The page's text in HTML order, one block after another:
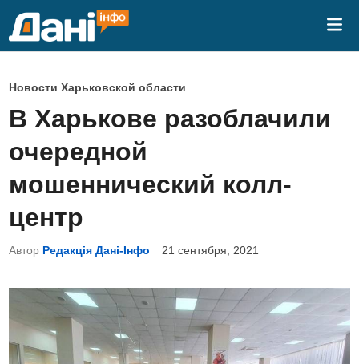
О
п
у
б
л
и
к
о
а
в
Новости Харьковской области
В Харькове разоблачили
очередной
мошеннический колл-
центр
Автор Редакція Дані-Інфо 21 сентября, 2021